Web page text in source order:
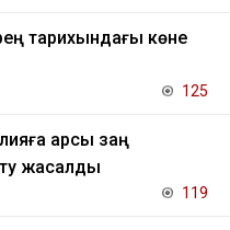
тарихындағы көне
125
қарсы заң
жасалды
119